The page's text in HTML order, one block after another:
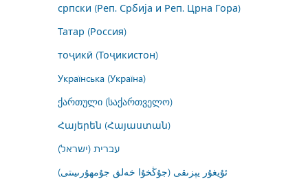
српски (Реп. Србија и Реп. Црна Гора)
Татар (Россия)
тоҷикӣ (Тоҷикистон)
Українська (Україна)
ქართული (საქართველო)
Հայերեն (Հայաստան)
עברית (ישראל)
ئۇيغۇر يېزىقى (جۇڭخۇا خەلق جۇمھۇرىيىتى)